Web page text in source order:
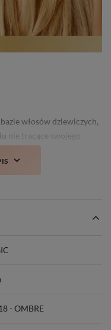
włosów dziewiczych,
nie tracące swojego
myciach.
doczepianych w Polsce!
- OMBRE